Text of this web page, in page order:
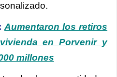
Aumentaron los retiros
en Porvenir y
millones